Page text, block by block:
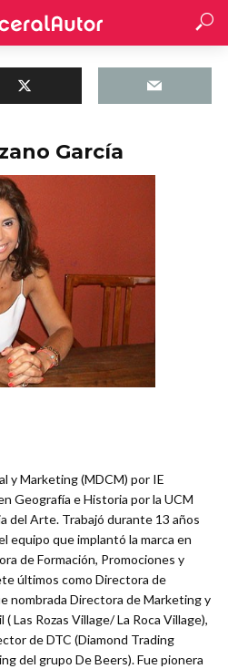
García
y Marketing (MDCM) por IE
Geografía e Historia por la UCM
del Arte. Trabajó durante 13 años
equipo que implantó la marca en
de Formación, Promociones y
últimos como Directora de
nombrada Directora de Marketing y
Las Rozas Village/ La Roca Village),
de DTC (Diamond Trading
del grupo De Beers). Fue pionera